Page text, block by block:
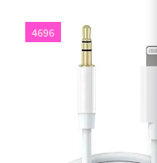
4696